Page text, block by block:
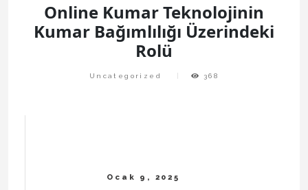
Online Kumar Teknolojinin
Kumar Bağımlılığı Üzerindeki
Rolü
Uncategorized 368